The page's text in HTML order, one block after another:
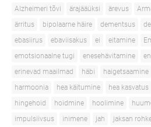
Alzheimeri tõvi
ärajääüksi ärevus
ärritus
bipolaarne häire dementsus
ebasiirus
ebaviisakus ei eitamine
emotsionaalne tugi
enesehävitamine
erinevad maailmad
häbi haigetsaamine
harmoonia
hea käitumine hea kasvatus
hingehoid
hoidmine hoolimine
impulsiivsus
inimene jah jaksan